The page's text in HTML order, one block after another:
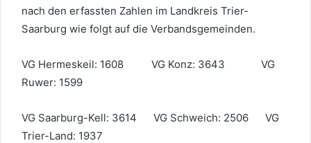
nach den erfassten Zahlen im Landkreis Trier-
Saarburg wie folgt auf die Verbandsgemeinden.
VG Hermeskeil: 1608 VG Konz: 3643 VG
Ruwer: 1599
VG Saarburg-Kell: 3614 VG Schweich: 2506 VG
Trier-Land: 1937